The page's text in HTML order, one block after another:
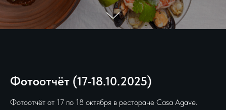
Фотоотчёт (17-18.10.2025)
Фотоотчёт от 17 по 18 октября в ресторане Casa Agave.